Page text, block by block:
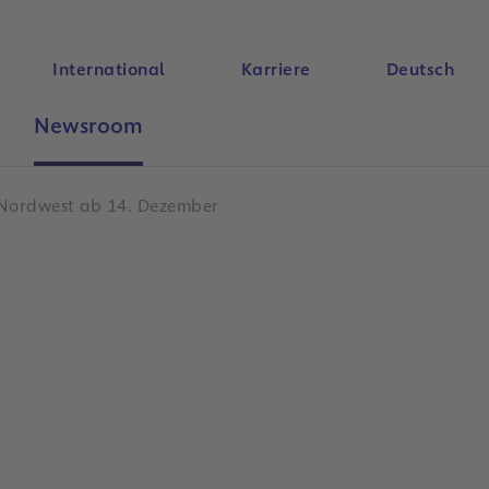
International Karriere Deutsch
Newsroom
ab 14. Dezember